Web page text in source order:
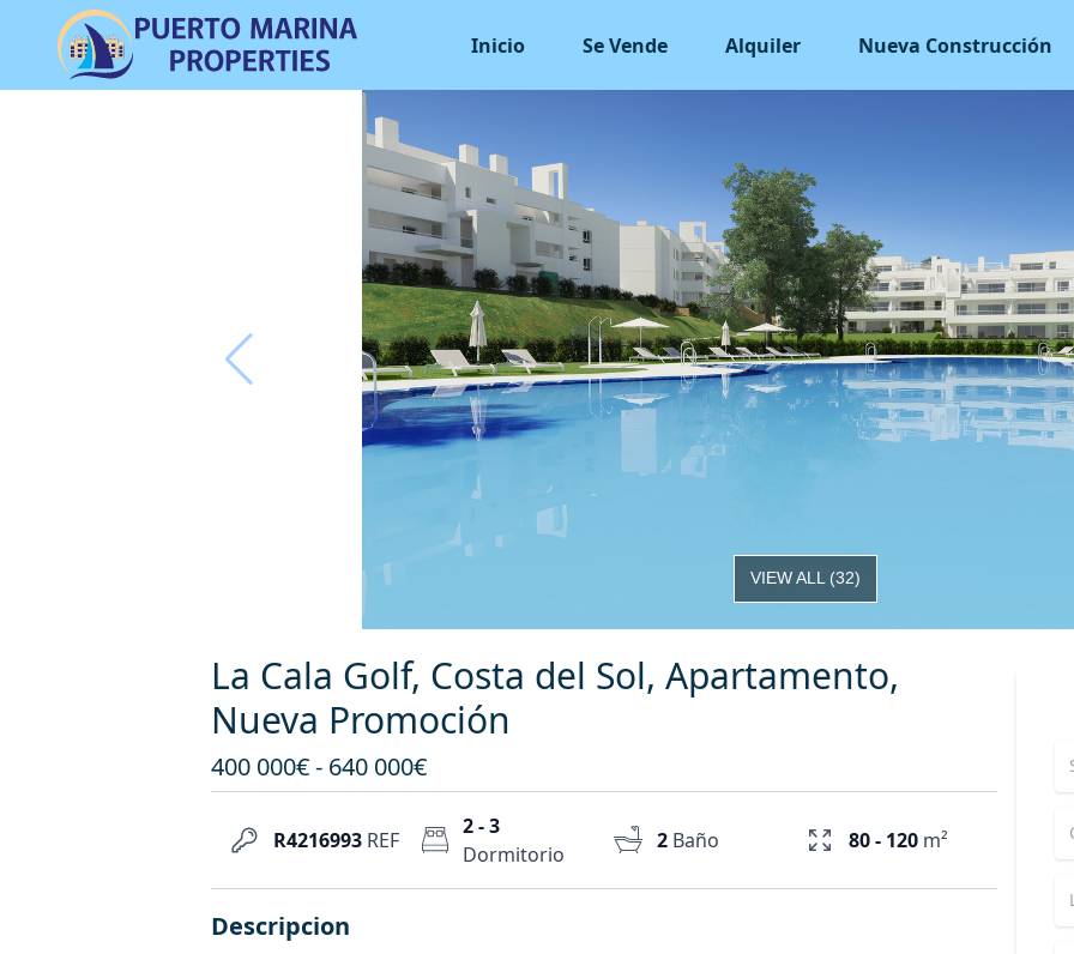
Inicio Se Vende Alquiler Nueva Construcción
VIEW ALL(32)
La Cala Golf, Costa del Sol, Apartamento,
Nueva Promoción
400 000€ - 640 000€
R4216993 REF
2 - 3
Dormitorio
2 Baño 80 - 120 m²
Descripcion